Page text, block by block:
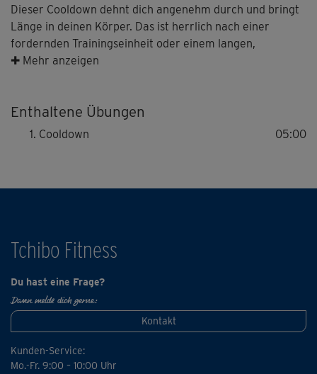
Dieser Cooldown dehnt dich angenehm durch und bringt
Länge in deinen Körper. Das ist herrlich nach einer
fordernden Trainingseinheit oder einem langen,
anstrengenden Tag!
dir guttut.
✚ Mehr anzeigen
Enthaltene Übungen
Cooldown 05:00
Tchibo Fitness
Du hast eine Frage?
Dann melde dich gerne:
Kontakt
Kunden-Service:
Mo.-Fr. 9:00 – 10:00 Uhr